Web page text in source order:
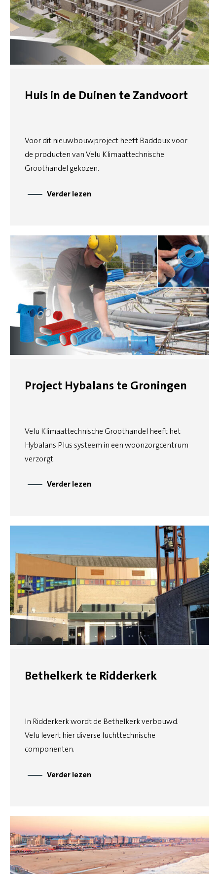
Huis in de Duinen te Zandvoort
Voor dit nieuwbouwproject heeft Baddoux voor
de producten van Velu Klimaattechnische
Groothandel gekozen.
Verder lezen
Project Hybalans te Groningen
Velu Klimaattechnische Groothandel heeft het
Hybalans Plus systeem in een woonzorgcentrum
verzorgt.
Verder lezen
Bethelkerk te Ridderkerk
In Ridderkerk wordt de Bethelkerk verbouwd.
Velu levert hier diverse luchttechnische
componenten.
Verder lezen